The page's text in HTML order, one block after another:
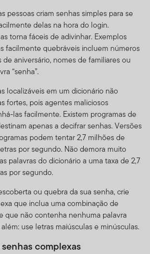
pessoas criam senhas simples para se
delas na hora do login.
torna fáceis de adivinhar. Exemplos
facilmente quebráveis incluem números
aniversário, nomes de familiares ou
“senha”.
localizáveis em um dicionário não
fortes, pois agentes maliciosos
las facilmente. Existem programas de
apenas a decifrar senhas. Versões
podem tentar 2,7 milhões de
por segundo. Não demora muito
palavras do dicionário a uma taxa de 2,7
por segundo.
ou quebra da sua senha, crie
que inclua uma combinação de
que não contenha nenhuma palavra
use letras maiúsculas e minúsculas.
complexas
Títulos menos cotados de alta renda
mudanças de preços muito maiores
também. Investimento estrangeiro,
países em desenvolvimento,
como a moeda, a volatilidade
políticas e sociais. Esses
especializados por setor da indústria
complexos, estão discutidos nos
fundo.
Transmissão
Pessoal,
Não
e
do Uso
por favor leia nossa Política de